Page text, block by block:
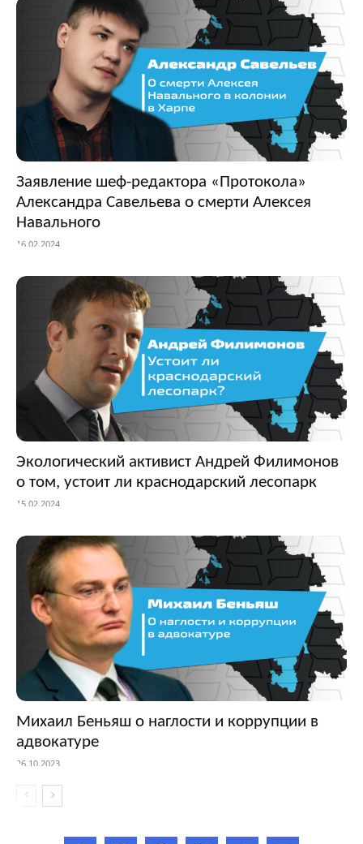
Заявление шеф-редактора «Протокола»
Александра Савельева о смерти Алексея
Навального
16.02.2024
Экологический активист Андрей Филимонов
о том, устоит ли краснодарский лесопарк
15.02.2024
Михаил Беньяш о наглости и коррупции в
адвокатуре
26.10.2023